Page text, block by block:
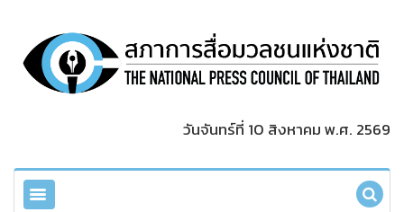
วันจันทร์ที่ 10 สิงหาคม พ.ศ. 2569